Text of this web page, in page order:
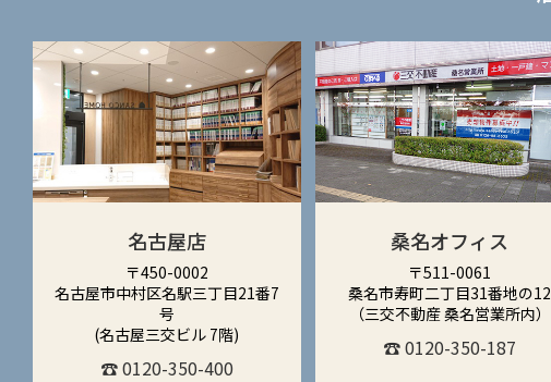
名古屋店
〒450-0002
名古屋市中村区名駅三丁目21番7
号
(名古屋三交ビル 7階)
☎ 0120-350-400
桑名オフィス
〒511-0061
桑名市寿町二丁目31番地の12
（三交不動産 桑名営業所内）
☎ 0120-350-187